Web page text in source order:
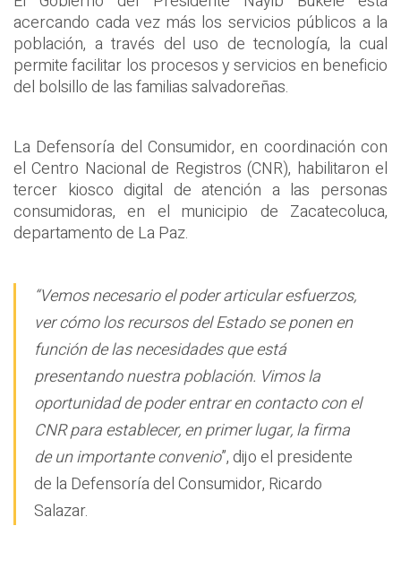
acercando cada vez más los servicios públicos a la
población, a través del uso de tecnología, la cual
permite facilitar los procesos y servicios en beneficio
del bolsillo de las familias salvadoreñas.
La Defensoría del Consumidor, en coordinación con
el Centro Nacional de Registros (CNR), habilitaron el
tercer kiosco digital de atención a las personas
consumidoras, en el municipio de Zacatecoluca,
departamento de La Paz.
“Vemos necesario el poder articular esfuerzos,
ver cómo los recursos del Estado se ponen en
función de las necesidades que está
presentando nuestra población. Vimos la
oportunidad de poder entrar en contacto con el
CNR para establecer, en primer lugar, la firma
de un importante convenio”, dijo el presidente
de la Defensoría del Consumidor, Ricardo
Salazar.